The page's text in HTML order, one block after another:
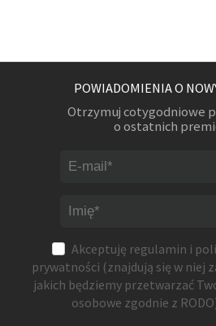
POWIADOMIENIA O
Otrzymuj cotygodniowe
o ostatnich
Akceptuję regulamin i
prywatności (znajdują się w niej
jakich będziemy przetwarzać
osobowe zgodnie z